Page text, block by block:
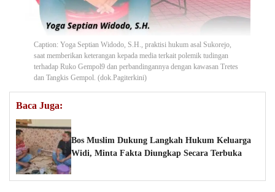
Caption: Yoga Septian Widodo, S.H., praktisi hukum asal Sukorejo,
saat memberikan keterangan kepada media terkait polemik tudingan
terhadap Ruko Gempol9 dan perbandingannya dengan kawasan Tretes
dan Tangkis Gempol. (dok.Pagiterkini)
Baca Juga:
Bos Muslim Dukung Langkah Hukum Keluarga
Widi, Minta Fakta Diungkap Secara Terbuka